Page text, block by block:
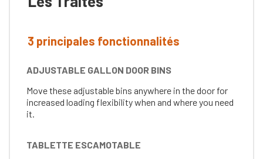
3 principales fonctionnalités
ADJUSTABLE GALLON DOOR BINS
Move these adjustable bins anywhere in the door for
increased loading flexibility when and where you need
it.
TABLETTE ESCAMOTABLE